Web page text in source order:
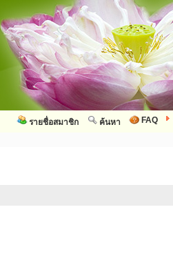
FAQ
ค้นหา
รายชื่อสมาชิก